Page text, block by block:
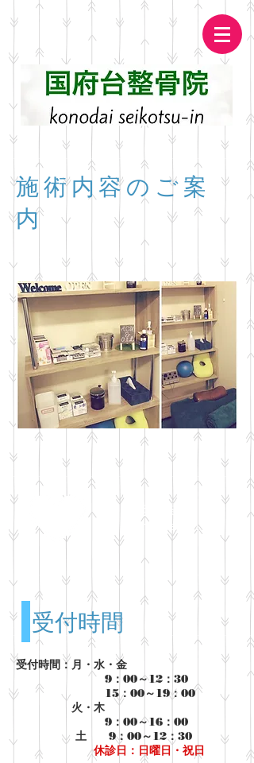
施術内容のご案
内
施術案内
Consultation
受付時間
受付時間：月・水・金
9：00～12：30
15：00～19：00
火・木
9：00～16：00
​ 土 9：00～12：30
休診日：日曜日・祝日